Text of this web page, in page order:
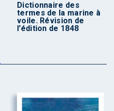
Dictionnaire des
termes de la marine à
voile. Révision de
l’édition de 1848